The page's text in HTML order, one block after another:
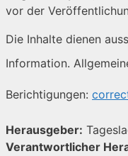
vor der
Die Inhalte dienen
Information.
Berichtigungen:
Herausgeber:
Verantwortlicher